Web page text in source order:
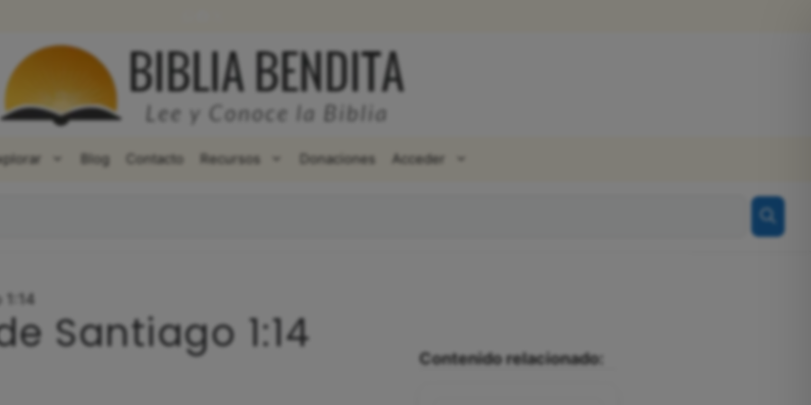
Blog Contacto Recursos Donaciones Acceder
Santiago 1:14 Contenido relacionado: